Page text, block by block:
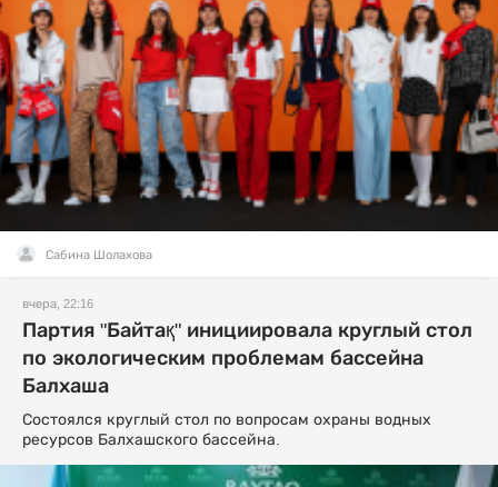
Сабина Шолахова
вчера, 22:16
Партия "Байтақ" инициировала круглый стол
по экологическим проблемам бассейна
Балхаша
Состоялся круглый стол по вопросам охраны водных
ресурсов Балхашского бассейна.